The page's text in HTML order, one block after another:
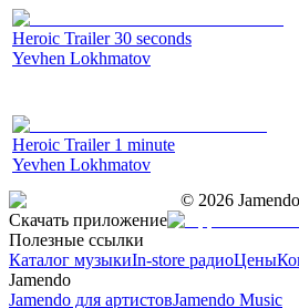
Heroic Trailer 30 seconds
Yevhen Lokhmatov
Heroic Trailer 1 minute
Yevhen Lokhmatov
© 2026
Скачать приложение
Полезные ссылки
Каталог музыкиIn-store радиоЦены
Jamendo
Jamendo для артистовJamendo Music